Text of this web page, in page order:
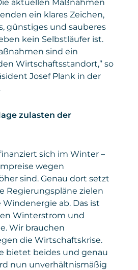
aktuellen Maßnahmen
ein klares Zeichen,
günstiges und sauberes
kein Selbstläufer ist.
sind ein
Wirtschaftsstandort,” so
Josef Plank in der
zulasten der
sich im Winter –
wegen
sind. Genau dort setzt
Regierungspläne zielen
Windenergie ab. Das ist
Winterstrom und
Wir brauchen
die Wirtschaftskrise.
bietet beides und genau
nun unverhältnismäßig